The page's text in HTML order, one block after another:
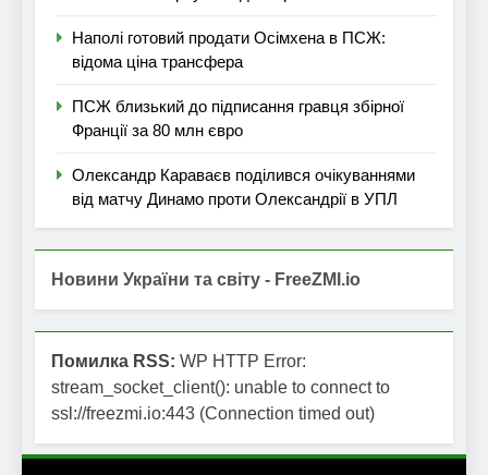
Наполі готовий продати Осімхена в ПСЖ:
відома ціна трансфера
ПСЖ близький до підписання гравця збірної
Франції за 80 млн євро
Олександр Караваєв поділився очікуваннями
від матчу Динамо проти Олександрії в УПЛ
Новини України та світу - FreeZMI.io
Помилка RSS: WP HTTP Error:
stream_socket_client(): unable to connect to
ssl://freezmi.io:443 (Connection timed out)